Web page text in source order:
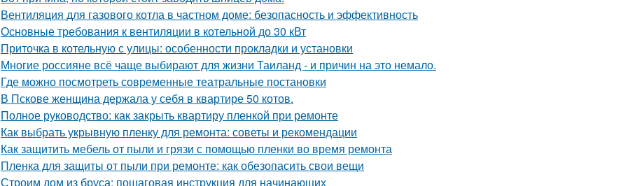
Вентиляция для газового котла в частном доме: безопасность и эффективность
Основные требования к вентиляции в котельной до 30 кВт
Приточка в котельную с улицы: особенности прокладки и установки
Многие россияне всё чаще выбирают для жизни Таиланд - и причин на это немало.
Где можно посмотреть современные театральные постановки
В Пскове женщина держала у себя в квартире 50 котов.
Полное руководство: как закрыть квартиру пленкой при ремонте
Как выбрать укрывную пленку для ремонта: советы и рекомендации
Как защитить мебель от пыли и грязи с помощью пленки во время ремонта
Пленка для защиты от пыли при ремонте: как обезопасить свои вещи
Строим дом из бруса: пошаговая инструкция для начинающих